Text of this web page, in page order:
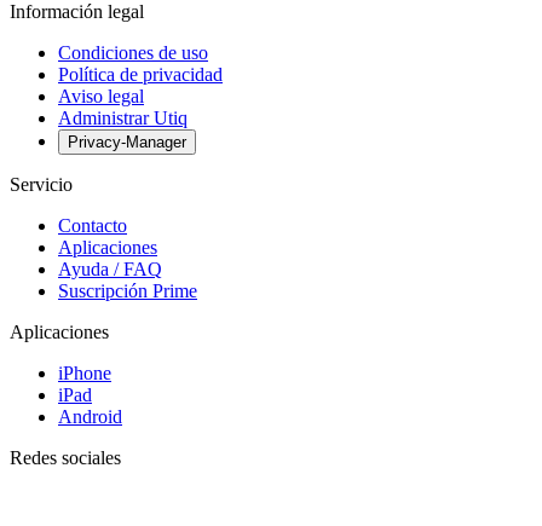
Información legal
Condiciones de uso
Política de privacidad
Aviso legal
Administrar Utiq
Privacy-Manager
Servicio
Contacto
Aplicaciones
Ayuda / FAQ
Suscripción Prime
Aplicaciones
iPhone
iPad
Android
Redes sociales